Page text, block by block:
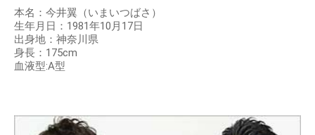
本名：今井翼（いまいつばさ）
生年月日：1981年10月17日
出身地：神奈川県
身長：175cm
血液型:A型